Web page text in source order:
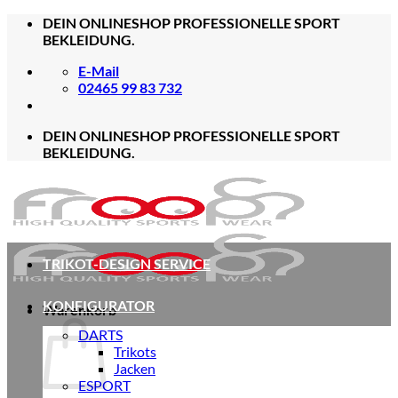
Zum
DEIN ONLINESHOP PROFESSIONELLE SPORT
BEKLEIDUNG.
E-Mail
02465 99 83 732
DEIN ONLINESHOP PROFESSIONELLE SPORT
BEKLEIDUNG.
Warenkorb
TRIKOT-DESIGN SERVICE
KONFIGURATOR
DARTS
Trikots
Jacken
ESPORT